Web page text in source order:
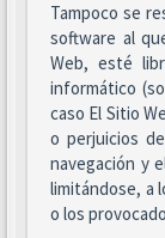
Tampoco se
software al
Web, esté
informático
caso El Sitio
o perjuicios
navegación y
limitándose, a
o los